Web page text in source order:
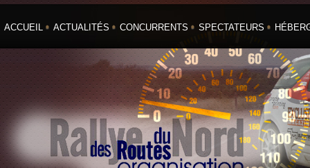
ACCUEIL ACTUALITÉS CONCURRENTS SPECTATEURS